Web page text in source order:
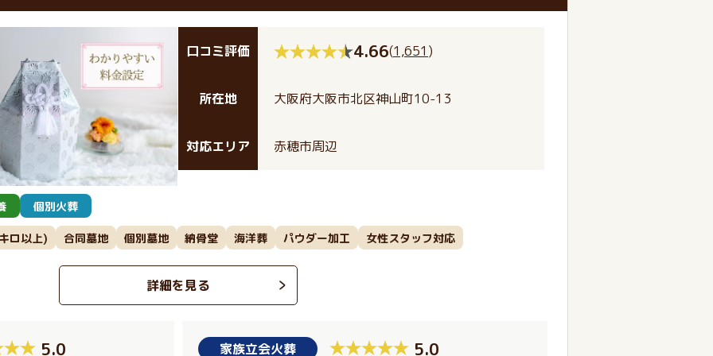
口コミ評価 4.66(1,651 )
所在地 大阪府大阪市北区神山町10-13
対応エリア 赤穂市周辺
個別火葬
ロ以上) 合同墓地 個別墓地 納骨堂 海洋葬 パウダー加工 女性スタッフ対応
詳細を見る
5.0 家族立会火葬 5.0